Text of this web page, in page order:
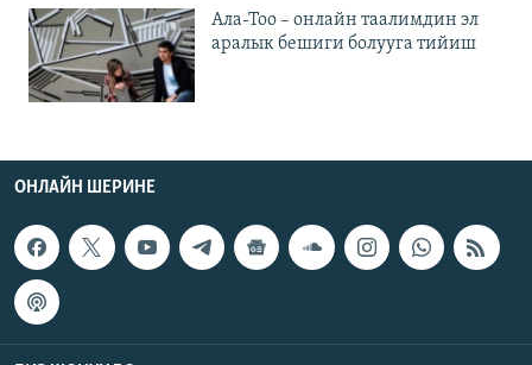
Ала-Тоо – онлайн таалимдин эл
аралык бешиги болууга тийиш
ОНЛАЙН ШЕРИНЕ